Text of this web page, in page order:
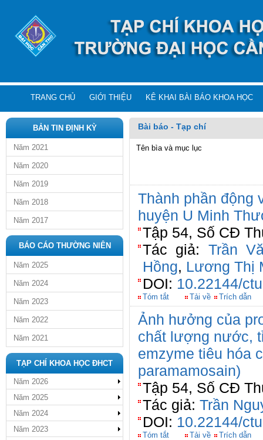
TRANG CHỦ GIỚI THIỆU KÊ KHAI BÀI BÁO KHOA HỌC
BẢN TIN ĐỊNH KỲ
Năm 2021
Năm 2020
Năm 2019
Năm 2018
Năm 2017
BÁO CÁO THƯỜNG NIÊN
Năm 2025
Năm 2024
Năm 2023
Năm 2022
Năm 2021
TẠP CHÍ KHOA HỌC ĐHCT
Năm 2026
Năm 2025
Năm 2024
Năm 2023
Bài báo - Tạp chí
Tên bìa và mục lục
Thành phần động
huyện U Minh
Tập 54, Số CĐ
Tác giả: Trần
Hồng, Lương Thị
DOI: 10.22144/
Tóm tắt Tải về Trích dẫn
Ảnh hưởng của
chất lượng nước,
emzyme tiêu hóa
paramamosain)
Tập 54, Số CĐ
Tác giả: Trần
DOI: 10.22144/
Tóm tắt Tải về Trích dẫn